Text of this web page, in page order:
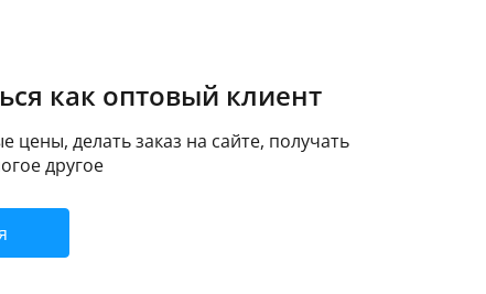
как оптовый клиент
цены, делать заказ на сайте, получать
другое